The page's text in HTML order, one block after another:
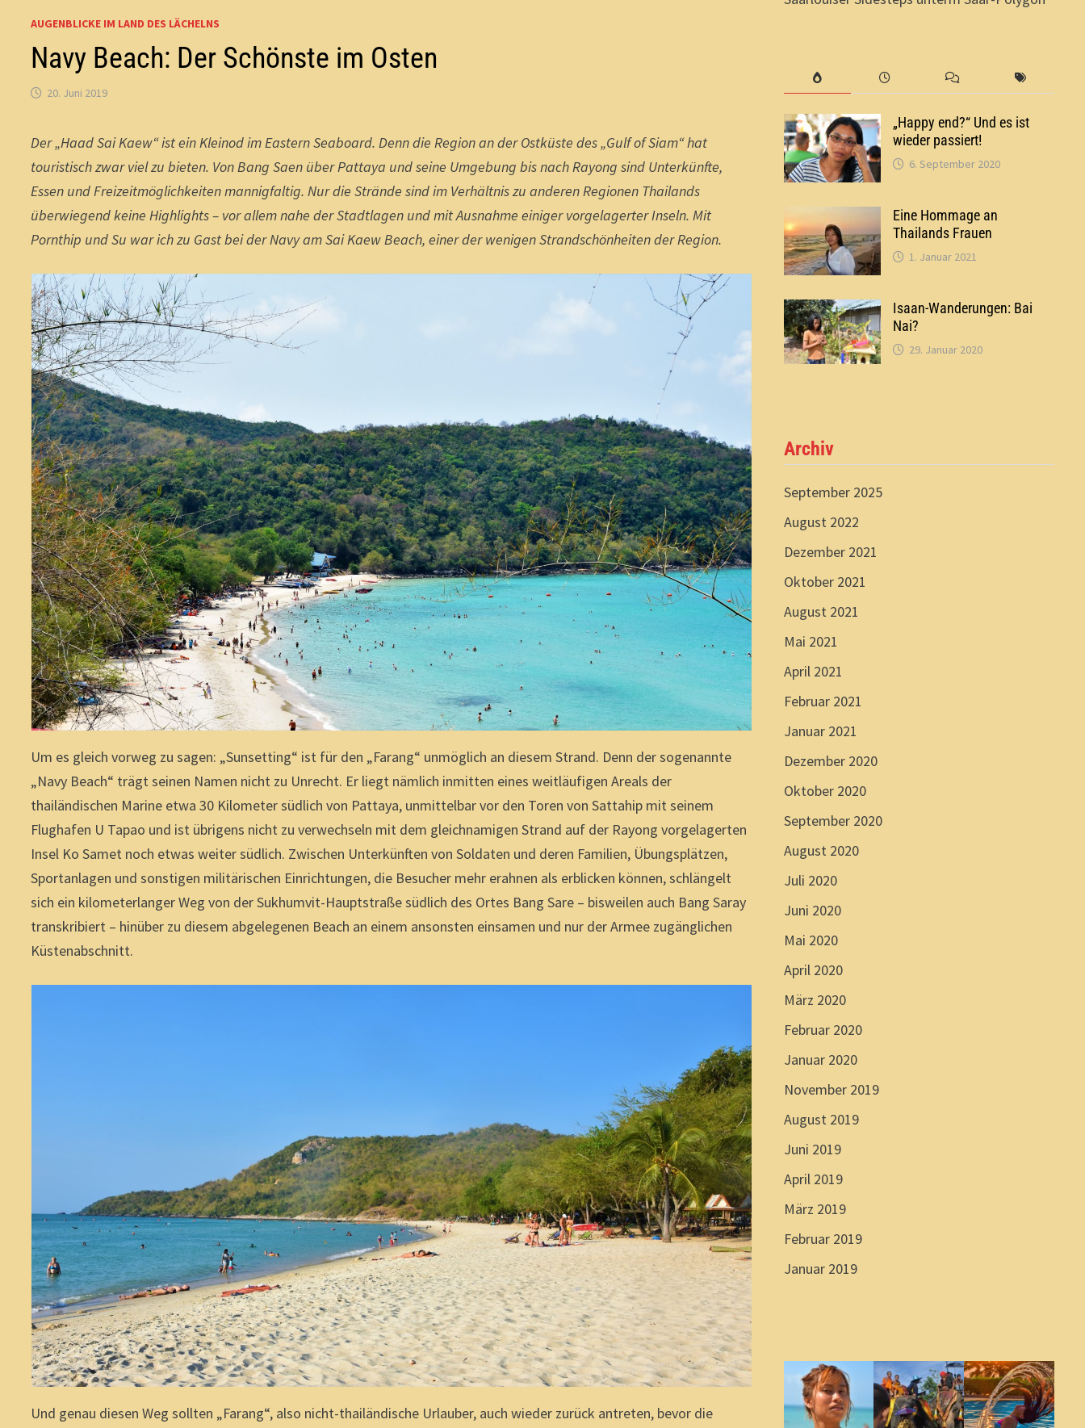
AUGENBLICKE IM LAND DES LÄCHELNS
Navy Beach: Der Schönste im Osten
20. Juni 2019
Der „Haad Sai Kaew“ ist ein Kleinod im Eastern Seaboard. Denn die Region an der Ostküste des „Gulf of Siam“ hat
touristisch zwar viel zu bieten. Von Bang Saen über Pattaya und seine Umgebung bis nach Rayong sind Unterkünfte,
Essen und Freizeitmöglichkeiten mannigfaltig. Nur die Strände sind im Verhältnis zu anderen Regionen Thailands
überwiegend keine Highlights – vor allem nahe der Stadtlagen und mit Ausnahme einiger vorgelagerter Inseln. Mit
Pornthip und Su war ich zu Gast bei der Navy am Sai Kaew Beach, einer der wenigen Strandschönheiten der Region.
Um es gleich vorweg zu sagen: „Sunsetting“ ist für den „Farang“ unmöglich an diesem Strand. Denn der sogenannte
„Navy Beach“ trägt seinen Namen nicht zu Unrecht. Er liegt nämlich inmitten eines weitläufigen Areals der
thailändischen Marine etwa 30 Kilometer südlich von Pattaya, unmittelbar vor den Toren von Sattahip mit seinem
Flughafen U Tapao und ist übrigens nicht zu verwechseln mit dem gleichnamigen Strand auf der Rayong vorgelagerten
Insel Ko Samet noch etwas weiter südlich. Zwischen Unterkünften von Soldaten und deren Familien, Übungsplätzen,
Sportanlagen und sonstigen militärischen Einrichtungen, die Besucher mehr erahnen als erblicken können, schlängelt
sich ein kilometerlanger Weg von der Sukhumvit-Hauptstraße südlich des Ortes Bang Sare – bisweilen auch Bang Saray
transkribiert – hinüber zu diesem abgelegenen Beach an einem ansonsten einsamen und nur der Armee zugänglichen
Küstenabschnitt.
Und genau diesen Weg sollten „Farang“, also nicht-thailändische Urlauber, auch wieder zurück antreten, bevor die
„Happy end?“ Und es ist
wieder passiert!
6. September 2020
Eine Hommage an
Thailands Frauen
1. Januar 2021
Isaan-Wanderungen: Bai
Nai?
29. Januar 2020
Archiv
September 2025
August 2022
Dezember 2021
Oktober 2021
August 2021
Mai 2021
April 2021
Februar 2021
Januar 2021
Dezember 2020
Oktober 2020
September 2020
August 2020
Juli 2020
Juni 2020
Mai 2020
April 2020
März 2020
Februar 2020
Januar 2020
November 2019
August 2019
Juni 2019
April 2019
März 2019
Februar 2019
Januar 2019